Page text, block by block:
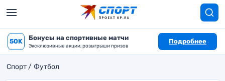
50K Бонусы на спортивные матчи
Эксклюзивные акции, розыгрыши призов
Подробнее
Спорт Футбол